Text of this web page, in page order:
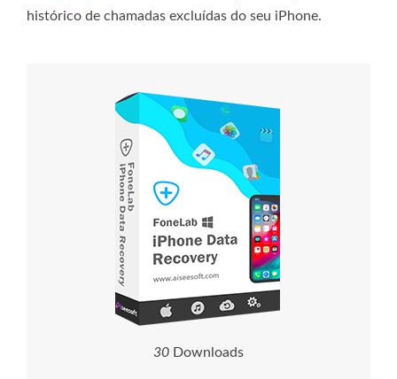
histórico de chamadas excluídas do seu iPhone.
30 Downloads